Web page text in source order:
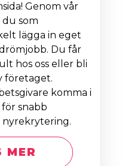
Genom vår
du som
lägga in eget
Du får
hos oss eller bli
företaget.
komma i
snabb
MER